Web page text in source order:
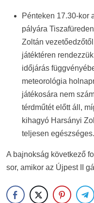
Pénteken 17.30-kor
pályára
Zoltán
játéktéren
időjárás
meteorológia
játékosára nem
térdműtét előtt áll,
kihagyó Harsányi
teljesen egészséges.
A bajnokság következő
sor, amikor az Újpest II